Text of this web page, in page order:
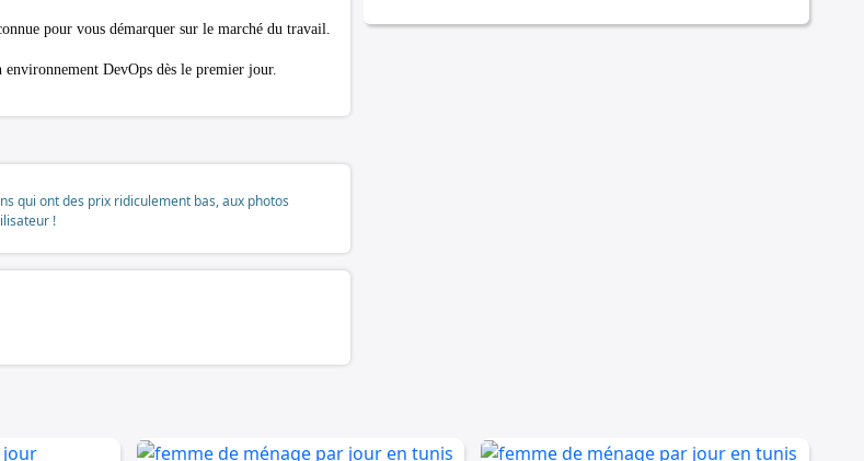
pour vous démarquer sur le marché du travail.
DevOps dès le premier jour.
qui ont des prix ridiculement bas, aux photos
!